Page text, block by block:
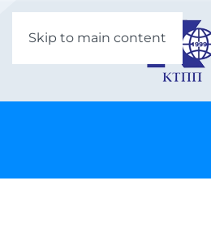
Skip to main content